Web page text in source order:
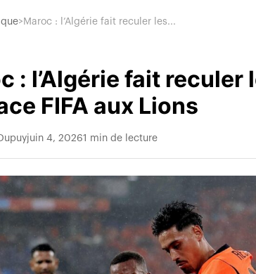
> Maroc : l’Algérie fait reculer les...
: l’Algérie fait reculer
FIFA aux Lions
juin 4, 20261 min de lecture